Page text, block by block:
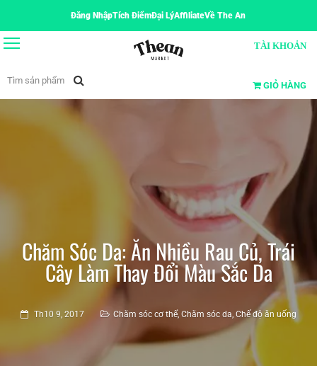
Đăng NhậpTích ĐiểmĐại LýAffiliateVề The An
TÀI KHOẢN
GIỎ HÀNG
Chăm Sóc Da: Ăn Nhiều Rau Củ, Trái
Cây Làm Thay Đổi Màu Sắc Da
Th10 9, 2017 Chăm sóc cơ thể, Chăm sóc da, Chế độ ăn uống